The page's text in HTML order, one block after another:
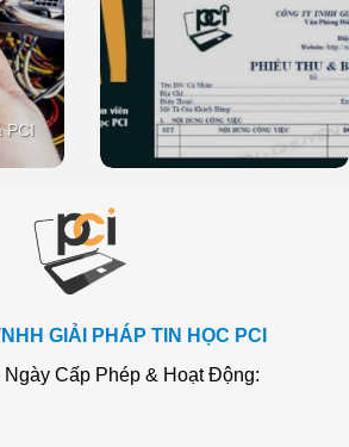
PCI
GIẢI PHÁP TIN HỌC PCI
Cấp Phép & Hoạt Động: